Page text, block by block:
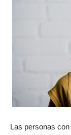
Las personas con